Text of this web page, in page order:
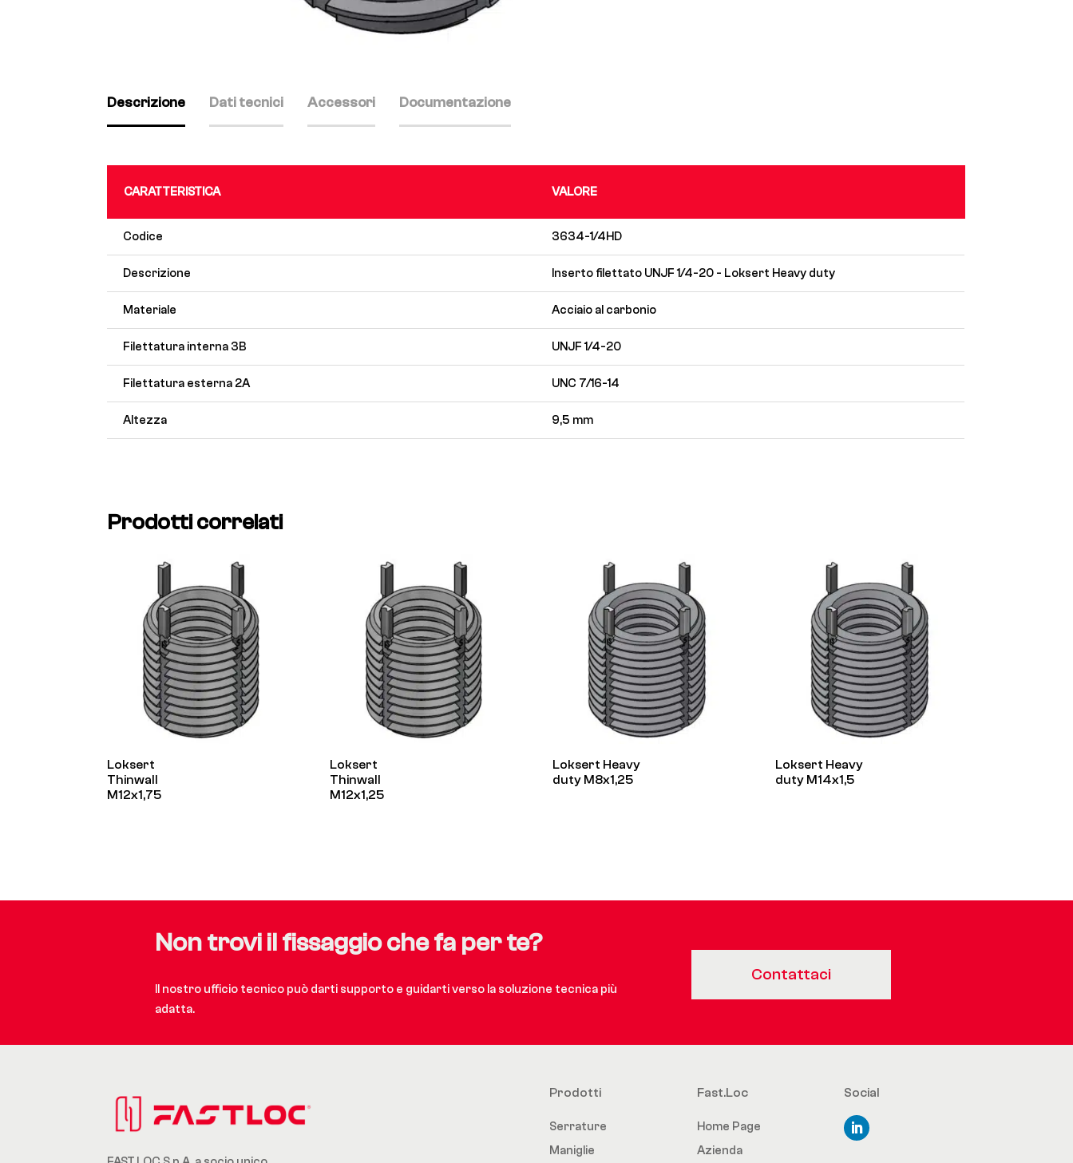
Descrizione Dati tecnici Accessori Documentazione
CARATTERISTICA VALORE
Codice 3634-1/4HD
Descrizione Inserto filettato UNJF 1/4-20 - Loksert Heavy duty
Materiale Acciaio al carbonio
Filettatura interna 3B UNJF 1/4-20
Filettatura esterna 2A UNC 7/16-14
Altezza 9,5 mm
Prodotti correlati
Loksert
Thinwall
M12x1,75
Loksert
Thinwall
M12x1,25
Loksert Heavy
duty M8x1,25
Loksert Heavy
duty M14x1,5
Non trovi il fissaggio che fa per te?
Il nostro ufficio tecnico può darti supporto e guidarti verso la soluzione tecnica più
adatta.
Contattaci
Prodotti
Serrature
Maniglie
Fast.Loc
Home Page
Azienda
Social